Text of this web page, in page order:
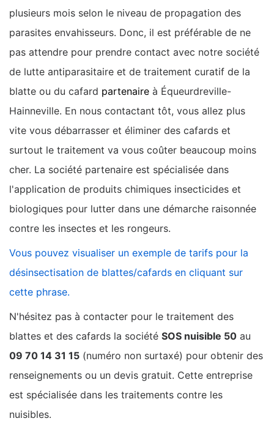
plusieurs mois selon le niveau de propagation des
parasites envahisseurs. Donc, il est préférable de ne
pas attendre pour prendre contact avec notre société
de lutte antiparasitaire et de traitement curatif de la
blatte ou du cafard partenaire à Équeurdreville-
Hainneville. En nous contactant tôt, vous allez plus
vite vous débarrasser et éliminer des cafards et
surtout le traitement va vous coûter beaucoup moins
cher. La société partenaire est spécialisée dans
l'application de produits chimiques insecticides et
biologiques pour lutter dans une démarche raisonnée
contre les insectes et les rongeurs.
Vous pouvez visualiser un exemple de tarifs pour la
désinsectisation de blattes/cafards en cliquant sur
cette phrase.
N'hésitez pas à contacter pour le traitement des
blattes et des cafards la société SOS nuisible 50 au
09 70 14 31 15 (numéro non surtaxé) pour obtenir des
renseignements ou un devis gratuit. Cette entreprise
est spécialisée dans les traitements contre les
nuisibles.